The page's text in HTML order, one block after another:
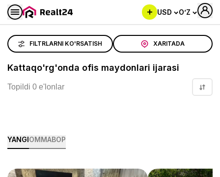
USD O’Z
FILTRLARNI KO'RSATISH XARITADA
Kattaqo'rg'onda ofis maydonlari ijarasi
Topildi 0 e'lonlar
YANGIOMMABOP